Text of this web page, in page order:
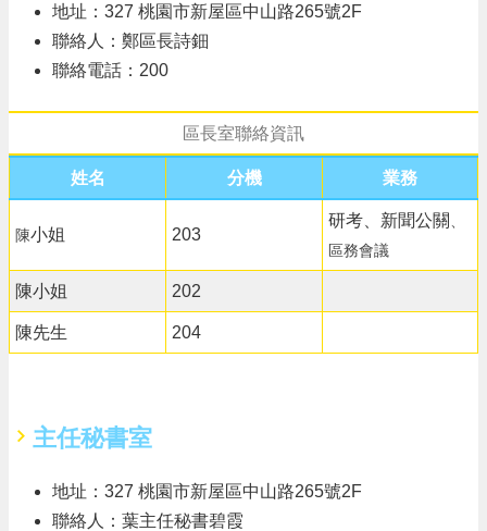
覽
信
常
見
問
園
地址：327 桃園市新屋區中山路265號2F
聯絡人：鄭區長詩鈿
聯絡電話：200
區長室聯絡資訊
姓名 分機 業務
陳小姐 203
研考、新聞公關
區務會議
陳小姐 202
陳先生 204
主任秘書室
地址：327 桃園市新屋區中山路265號2F
聯絡人：葉主任秘書碧霞